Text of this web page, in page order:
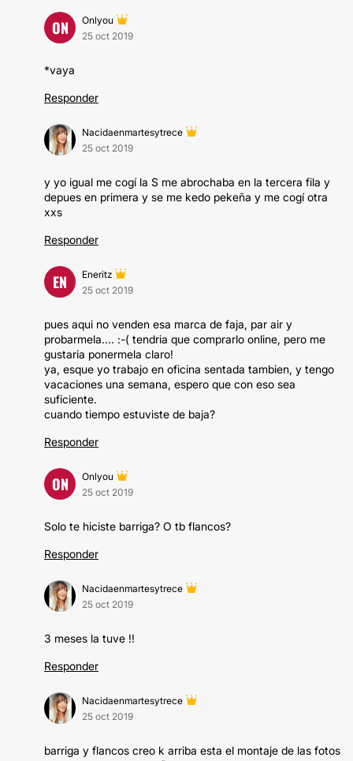
ON
Onlyou
25 oct 2019
*vaya
Responder
Nacidaenmartesytrece
25 oct 2019
y yo igual me cogí la S me abrochaba en la tercera fila y
depues en primera y se me kedo pekeña y me cogí otra
xxs
Responder
EN
Eneritz
25 oct 2019
pues aqui no venden esa marca de faja, par air y
probarmela.... :-( tendria que comprarlo online, pero me
gustaria ponermela claro!
ya, esque yo trabajo en oficina sentada tambien, y tengo
vacaciones una semana, espero que con eso sea
suficiente.
cuando tiempo estuviste de baja?
Responder
ON
Onlyou
25 oct 2019
Solo te hiciste barriga? O tb flancos?
Responder
Nacidaenmartesytrece
25 oct 2019
3 meses la tuve !!
Responder
Nacidaenmartesytrece
25 oct 2019
barriga y flancos creo k arriba esta el montaje de las fotos